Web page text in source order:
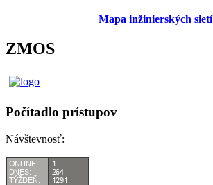
Mapa inžinierských sietí
ZMOS
Počítadlo prístupov
Návštevnosť: